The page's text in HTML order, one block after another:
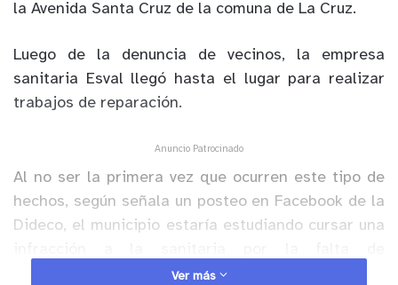
la Avenida Santa Cruz de la comuna de La Cruz.
Luego de la denuncia de vecinos, la empresa
sanitaria Esval llegó hasta el lugar para realizar
trabajos de reparación.
Anuncio Patrocinado
Al no ser la primera vez que ocurren este tipo de
hechos, según señala un posteo en Facebook de la
Dideco, el municipio estaría estudiando cursar una
mantenimiento preventiv de la red.
Ver más